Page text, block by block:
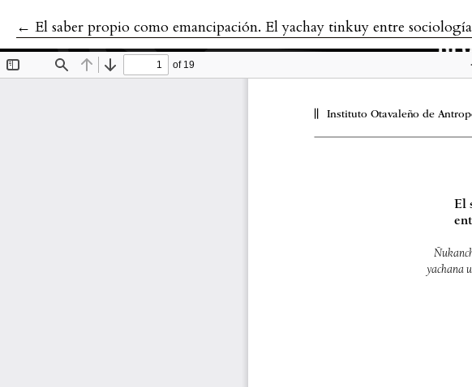
← Volver a los detalles del artículo
El saber propio como emancipación. El yachay tinkuy entre